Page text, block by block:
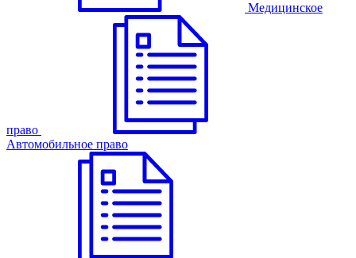
Медицинское
право
Автомобильное право